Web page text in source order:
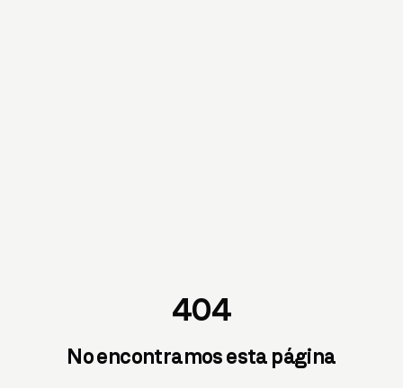
404
No encontramos esta página